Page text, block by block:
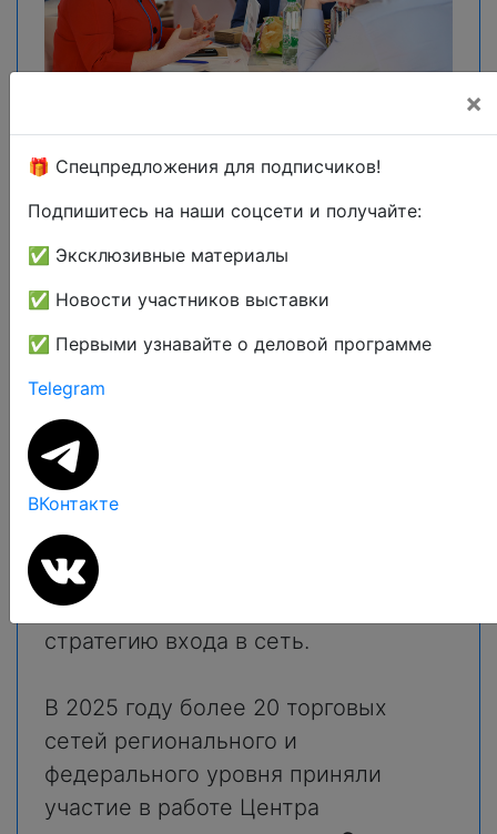
Примите участие в Центре
переговоров с сетями и
запланируйте встречи с
руководителями по закупкам,
категорийными менеджерами
торговых сетей, оптовых
торговых компаний.
Для участников выставки - это
возможность в течение всего 3-х
дней охватить
количество торговых сетей
обсудить с закупщиками условия
работы с сетью и проработать
стратегию входа в сеть.
В 2025 году более 20 торговых
сетей регионального и
федерального уровня приняли
участие в работе Центра
×
🎁 Спецпредложения для подписчиков!
Подпишитесь на наши соцсети и получайте:
✅ Эксклюзивные материалы
✅ Новости участников выставки
✅ Первыми узнавайте о деловой программе
Telegram
ВКонтакте